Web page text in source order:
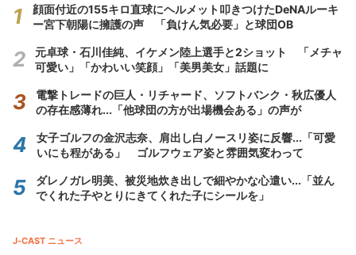
顔面付近の155キロ直球にヘルメット叩きつけたDeNAルーキ
ー宮下朝陽に擁護の声 「負けん気必要」と球団OB
元卓球・石川佳純、イケメン陸上選手と2ショット 「メチャ
可愛い」「かわいい笑顔」「美男美女」話題に
電撃トレードの巨人・リチャード、ソフトバンク・秋広優人
の存在感薄れ...「他球団の方が出場機会ある」の声が
女子ゴルフの金沢志奈、肩出し白ノースリ姿に反響...「可愛
いにも程がある」 ゴルフウェア姿と雰囲気変わって
ダレノガレ明美、被災地炊き出しで細やかな心遣い...「並ん
でくれた子やとりにきてくれた子にシールを」
J-CAST ニュース